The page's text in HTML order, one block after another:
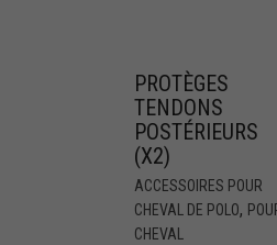
PROTÈGES
TENDONS
POSTÉRIEURS
(X2)
ACCESSOIRES POUR
CHEVAL DE POLO,
CHEVAL